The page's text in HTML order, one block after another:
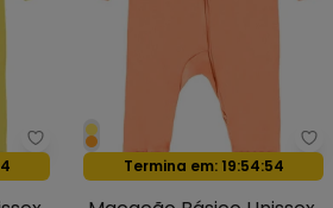
Guloseima - Macacão Básico
Oferta relâmpago
Termina em: 19:54:54